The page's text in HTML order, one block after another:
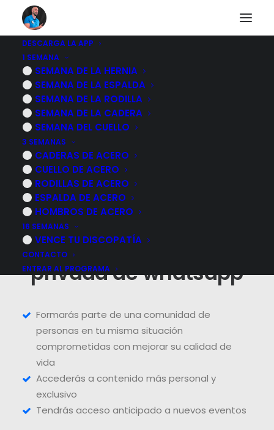
DESCARGA LA APP
1 SEMANA
SEMANA DE LA HERNIA
SEMANA DE LA ESPALDA
SEMANA DE LA RODILLA
SEMANA DE LA CADERA
SEMANA DEL CUELLO
3 SEMANAS
CADERAS DE ACERO
CUELLO DE ACERO
RODILLAS DE ACERO
ESPALDA DE ACERO
HOMBROS DE ACERO
16 SEMANAS
VENCE TU DISCOPATÍA
CONTACTO
ENTRAR AL PROGRAMA
ENHORABUENA
Ya has dado el primer paso, acabamos de
enviarte el enlace a tu email, ahora solo
queda dedicar una hora de tu tiempo para
ver la clase.
Únete a mi comunidad
privada de whatsapp
Formarás parte de una comunidad de
personas en tu misma situación
comprometidas con mejorar su calidad de
vida
Accederás a contenido más personal y
exclusivo
Tendrás acceso anticipado a nuevos eventos